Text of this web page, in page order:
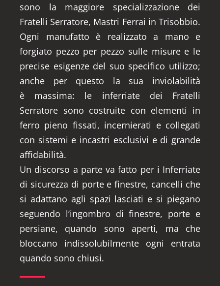
sono la maggiore specializzazione dei
Fratelli Serratore, Mastri Ferrai in Trisobbio.
Ogni manufatto è realizzato a mano e
forgiato pezzo per pezzo sulle misure e le
precise esigenze del suo specifico utilizzo;
anche per questo la sua inviolabilità
è massima: le inferriate dei Fratelli
Serratore sono costruite con elementi in
ferro pieno fissati, incernierati e collegati
con sistemi e incastri esclusivi e di grande
affidabilità.
Un discorso a parte va fatto per i Inferriate
di sicurezza di porte e finestre, cancelli che
si adattano agli spazi lasciati e si piegano
seguendo l’ingombro di finestre, porte e
persiane, quando sono aperti, ma che
bloccano indissolubilmente ogni entrata
quando sono chiusi.